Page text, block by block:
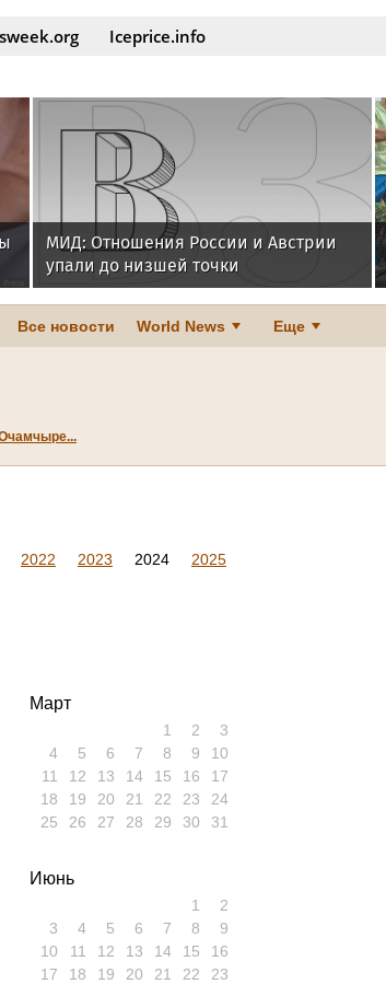
Iceprice.info
МИД: Отношения России и Австрии
упали до низшей точки
Все новости World News Еще
2022 2023 2024
2025
Март
1 2
3
4
5 6 7 8 9
10
11
12 13 14 15 16
17
18
19 20 21 22 23
24
25
26 27 28 29 30 31
Июнь
1
2
3
4 5 6 7 8
9
10
11 12 13 14 15
16
17
18 19 20 21 22
23